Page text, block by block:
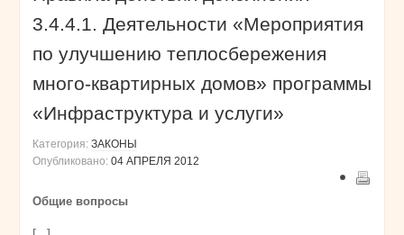
3.4.4.1. Деятельности «Мероприятия
по улучшению теплосбережения
много-квартирных домов» программы
«Инфраструктура и услуги»
Категория: ЗАКОНЫ
Опубликовано: 04 АПРЕЛЯ 2012
Общие вопросы